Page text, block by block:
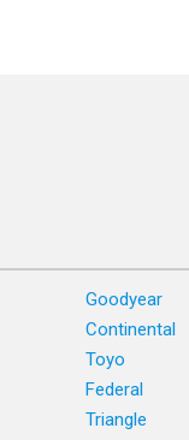
Goodyear
Continental
Toyo
Federal
Triangle